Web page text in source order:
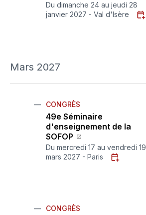
Du dimanche 24 au jeudi 28
janvier 2027 - Val d'Isère
Mars 2027
CONGRÈS
49e Séminaire
d'enseignement de la
SOFOP
Du mercredi 17 au vendredi 19
mars 2027 - Paris
CONGRÈS